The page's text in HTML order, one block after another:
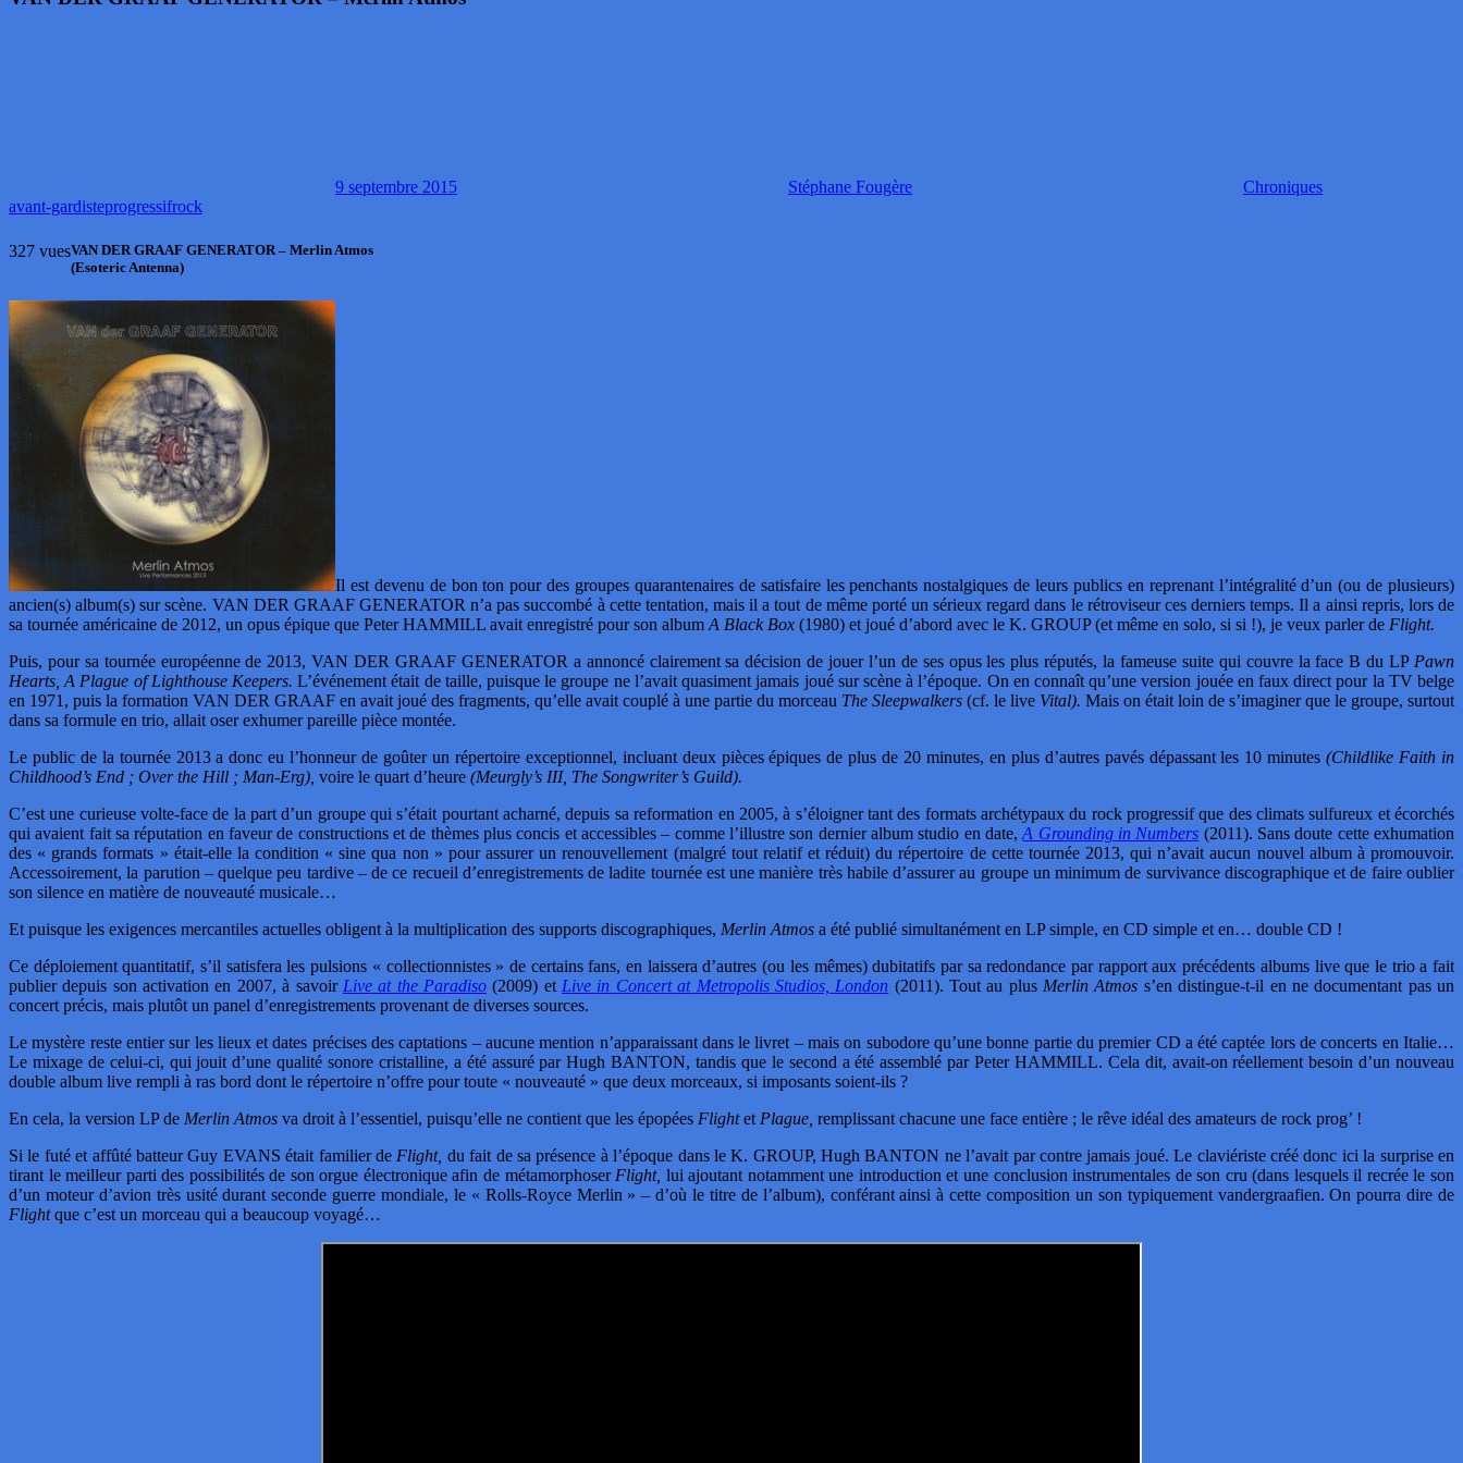
9 septembre 2015 Stéphane Fougère
Chroniques
avant-gardisteprogressifrock
327 vuesVAN DER GRAAF GENERATOR – Merlin Atmos
(Esoteric Antenna)
Il est devenu de bon ton pour des groupes quarantenaires de satisfaire les penchants nostalgiques de leurs publics en reprenant l’intégralité d’un (ou de plusieurs)
ancien(s) album(s) sur scène. VAN DER GRAAF GENERATOR n’a pas succombé à cette tentation, mais il a tout de même porté un sérieux regard dans le rétroviseur ces derniers temps. Il a ainsi repris, lors de
sa tournée américaine de 2012, un opus épique que Peter HAMMILL avait enregistré pour son album A Black Box (1980) et joué d’abord avec le K. GROUP (et même en solo, si si !), je veux parler de Flight.
Puis, pour sa tournée européenne de 2013, VAN DER GRAAF GENERATOR a annoncé clairement sa décision de jouer l’un de ses opus les plus réputés, la fameuse suite qui couvre la face B du LP Pawn
Hearts, A Plague of Lighthouse Keepers. L’événement était de taille, puisque le groupe ne l’avait quasiment jamais joué sur scène à l’époque. On en connaît qu’une version jouée en faux direct pour la TV belge
en 1971, puis la formation VAN DER GRAAF en avait joué des fragments, qu’elle avait couplé à une partie du morceau The Sleepwalkers (cf. le live Vital). Mais on était loin de s’imaginer que le groupe, surtout
dans sa formule en trio, allait oser exhumer pareille pièce montée.
Le public de la tournée 2013 a donc eu l’honneur de goûter un répertoire exceptionnel, incluant deux pièces épiques de plus de 20 minutes, en plus d’autres pavés dépassant les 10 minutes(Childlike Faith in
Childhood’s End ; Over the Hill ; Man-Erg), voire le quart d’heure (Meurgly’s III, The Songwriter’s Guild).
C’est une curieuse volte-face de la part d’un groupe qui s’était pourtant acharné, depuis sa reformation en 2005, à s’éloigner tant des formats archétypaux du rock progressif que des climats sulfureux et écorchés
qui avaient fait sa réputation en faveur de constructions et de thèmes plus concis et accessibles – comme l’illustre son dernier album studio en date,A Grounding in Numbers (2011). Sans doute cette exhumation
des « grands formats » était-elle la condition « sine qua non » pour assurer un renouvellement (malgré tout relatif et réduit) du répertoire de cette tournée 2013, qui n’avait aucun nouvel album à promouvoir.
Accessoirement, la parution – quelque peu tardive – de ce recueil d’enregistrements de ladite tournée est une manière très habile d’assurer au groupe un minimum de survivance discographique et de faire oublier
son silence en matière de nouveauté musicale…
Et puisque les exigences mercantiles actuelles obligent à la multiplication des supports discographiques, Merlin Atmos a été publié simultanément en LP simple, en CD simple et en… double CD !
Ce déploiement quantitatif, s’il satisfera les pulsions « collectionnistes » de certains fans, en laissera d’autres (ou les mêmes) dubitatifs par sa redondance par rapport aux précédents albums live que le trio a fait
publier depuis son activation en 2007, à savoir Live at the Paradiso (2009) et Live in Concert at Metropolis Studios, London (2011). Tout au plus Merlin Atmos s’en distingue-t-il en ne documentant pas un
concert précis, mais plutôt un panel d’enregistrements provenant de diverses sources.
Le mystère reste entier sur les lieux et dates précises des captations – aucune mention n’apparaissant dans le livret – mais on subodore qu’une bonne partie du premier CD a été captée lors de concerts en Italie…
Le mixage de celui-ci, qui jouit d’une qualité sonore cristalline, a été assuré par Hugh BANTON, tandis que le second a été assemblé par Peter HAMMILL. Cela dit, avait-on réellement besoin d’un nouveau
double album live rempli à ras bord dont le répertoire n’offre pour toute « nouveauté » que deux morceaux, si imposants soient-ils ?
En cela, la version LP de Merlin Atmos va droit à l’essentiel, puisqu’elle ne contient que les épopées Flightet Plague, remplissant chacune une face entière ; le rêve idéal des amateurs de rock prog’ !
Si le futé et affûté batteur Guy EVANS était familier de Flight, du fait de sa présence à l’époque dans le K. GROUP, Hugh BANTON ne l’avait par contre jamais joué. Le claviériste créé donc ici la surprise en
tirant le meilleur parti des possibilités de son orgue électronique afin de métamorphoser Flight, lui ajoutant notamment une introduction et une conclusion instrumentales de son cru (dans lesquels il recrée le son
d’un moteur d’avion très usité durant seconde guerre mondiale, le « Rolls-Royce Merlin » – d’où le titre de l’album), conférant ainsi à cette composition un son typiquement vandergraafien. On pourra dire de
Flightque c’est un morceau qui a beaucoup voyagé…